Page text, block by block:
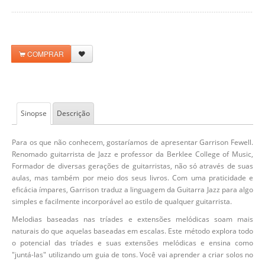
COMPRAR
Sinopse Descrição
Para os que não conhecem, gostaríamos de apresentar Garrison Fewell.
Renomado guitarrista de Jazz e professor da Berklee College of Music,
Formador de diversas gerações de guitarristas, não só através de suas
aulas, mas também por meio dos seus livros. Com uma praticidade e
eficácia ímpares, Garrison traduz a linguagem da Guitarra Jazz para algo
simples e facilmente incorporável ao estilo de qualquer guitarrista.
Melodias baseadas nas tríades e extensões melódicas soam mais
naturais do que aquelas baseadas em escalas. Este método explora todo
o potencial das tríades e suas extensões melódicas e ensina como
"juntá-las" utilizando um guia de tons. Você vai aprender a criar solos no